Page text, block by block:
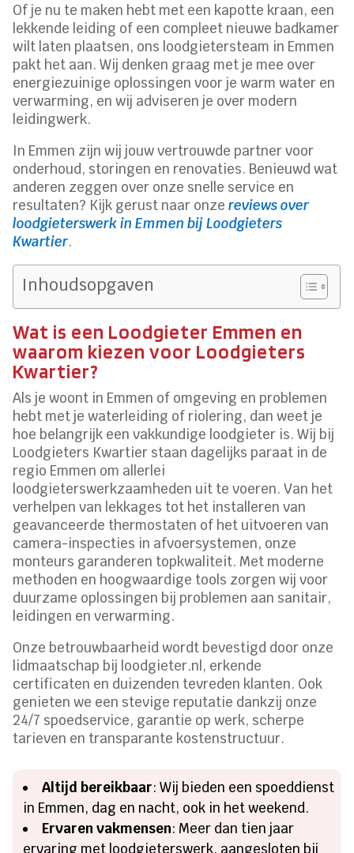
Of je nu te maken hebt met een kapotte kraan, een
lekkende leiding of een compleet nieuwe badkamer
wilt laten plaatsen, ons loodgietersteam in Emmen
pakt het aan. Wij denken graag met je mee over
energiezuinige oplossingen voor je warm water en
verwarming, en wij adviseren je over modern
leidingwerk.
In Emmen zijn wij jouw vertrouwde partner voor
onderhoud, storingen en renovaties. Benieuwd wat
anderen zeggen over onze snelle service en
resultaten? Kijk gerust naar onzereviews over
loodgieterswerk in Emmen bij Loodgieters
Kwartier.
Inhoudsopgaven
Wat is een Loodgieter Emmen en
waarom kiezen voor Loodgieters
Kwartier?
Als je woont in Emmen of omgeving en problemen
hebt met je waterleiding of riolering, dan weet je
hoe belangrijk een vakkundige loodgieter is. Wij bij
Loodgieters Kwartier staan dagelijks paraat in de
regio Emmen om allerlei
loodgieterswerkzaamheden uit te voeren. Van het
verhelpen van lekkages tot het installeren van
geavanceerde thermostaten of het uitvoeren van
camera-inspecties in afvoersystemen, onze
monteurs garanderen topkwaliteit. Met moderne
methoden en hoogwaardige tools zorgen wij voor
duurzame oplossingen bij problemen aan sanitair,
leidingen en verwarming.
Onze betrouwbaarheid wordt bevestigd door onze
lidmaatschap bij loodgieter.nl, erkende
certificaten en duizenden tevreden klanten. Ook
genieten we een stevige reputatie dankzij onze
24/7 spoedservice, garantie op werk, scherpe
tarieven en transparante kostenstructuur.
Altijd bereikbaar: Wij bieden een spoeddienst
in Emmen, dag en nacht, ook in het weekend.
Ervaren vakmensen: Meer dan tien jaar
ervaring met loodgieterswerk, aangesloten bij